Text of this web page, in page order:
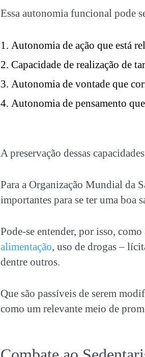
Essa autonomia funcional pode
Autonomia de ação que está
Capacidade de realização de
Autonomia de vontade que
Autonomia de pensamento
A preservação dessas
Para a Organização Mundial da
importantes para se ter uma boa
Pode-se entender, por isso,
alimentação, uso de drogas –
dentre outros.
Que são passíveis de serem
como um relevante meio de